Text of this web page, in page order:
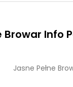
Browar Info
Jasne Pełne